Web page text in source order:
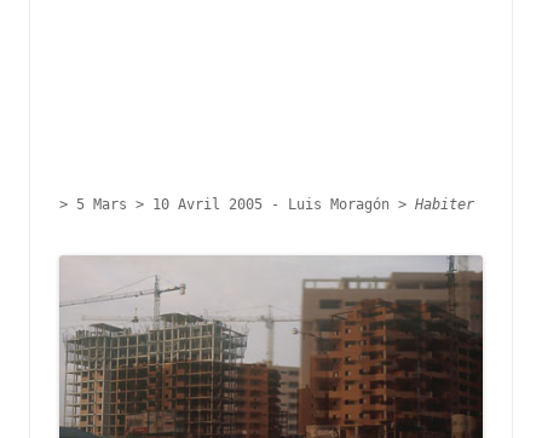
> 5 Mars > 10 Avril 2005 - Luis Moragón > Habiter